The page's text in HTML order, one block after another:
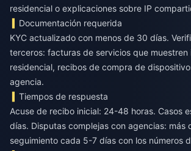
residencial o explicaciones sobre IP
Documentación requerida
KYC actualizado con menos de 30 días.
terceros: facturas de servicios que muestren
residencial, recibos de compra de
agencia.
Tiempos de respuesta
Acuse de recibo inicial: 24-48 horas. Casos
días. Disputas complejas con agencias: más
seguimiento cada 5-7 días con los números